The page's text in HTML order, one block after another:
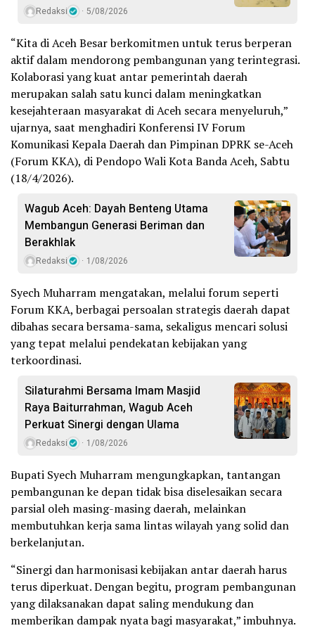
Redaksi 5/08/2026
“Kita di Aceh Besar berkomitmen untuk terus berperan
aktif dalam mendorong pembangunan yang terintegrasi.
Kolaborasi yang kuat antar pemerintah daerah
merupakan salah satu kunci dalam meningkatkan
kesejahteraan masyarakat di Aceh secara menyeluruh,”
ujarnya, saat menghadiri Konferensi IV Forum
Komunikasi Kepala Daerah dan Pimpinan DPRK se-Aceh
(Forum KKA), di Pendopo Wali Kota Banda Aceh, Sabtu
(18/4/2026).
Wagub Aceh: Dayah Benteng Utama
Membangun Generasi Beriman dan
Berakhlak
Redaksi 1/08/2026
Syech Muharram mengatakan, melalui forum seperti
Forum KKA, berbagai persoalan strategis daerah dapat
dibahas secara bersama-sama, sekaligus mencari solusi
yang tepat melalui pendekatan kebijakan yang
terkoordinasi.
Silaturahmi Bersama Imam Masjid
Raya Baiturrahman, Wagub Aceh
Perkuat Sinergi dengan Ulama
Redaksi 1/08/2026
Bupati Syech Muharram mengungkapkan, tantangan
pembangunan ke depan tidak bisa diselesaikan secara
parsial oleh masing-masing daerah, melainkan
membutuhkan kerja sama lintas wilayah yang solid dan
berkelanjutan.
“Sinergi dan harmonisasi kebijakan antar daerah harus
terus diperkuat. Dengan begitu, program pembangunan
yang dilaksanakan dapat saling mendukung dan
memberikan dampak nyata bagi masyarakat,” imbuhnya.